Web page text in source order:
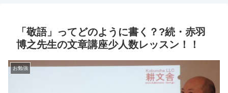
「敬語」ってどのように書く？?続・赤羽
博之先生の文章講座少人数レッスン！！
お勉強